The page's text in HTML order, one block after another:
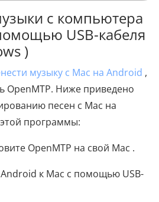
с компьютера
USB-кабеля
)
музыку с Mac на Android ,
OpenMTP. Ниже приведено
песен с Mac на
программы:
OpenMTP на свой Mac .
к Mac с помощью USB-